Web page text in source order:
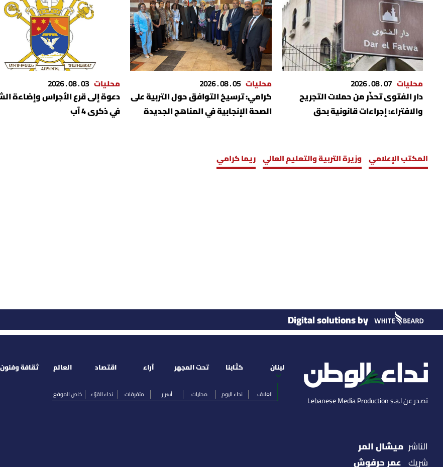
محليات 07 . 08 . 2026
دار الفتوى تحذّر من حملات التجريح
والافتراء: إجراءات قانونية بحق
محليات 05 . 08 . 2026
كرامي: ترسيخ التوافق حول التربية على
الصحة الإنجابية في المناهج الجديدة
محليات 03 . 08 . 2026
دعوة إلى قرع الأجراس وإضاءة
في ذكرى 4 آب
المكتب الإعلامي وزيرة التربية والتعليم العالي ريما كرامي
Digital solutions by
تصدر عن Lebanese Media Production s.a.l
لبنان
الغلاف نداء اليوم محليات أسرار متفرقات نداء القرّاء خاص الموقع
كتّابنا تحت المجهر آراء اقتصاد العالم ثقافة وفنون
الناشر ميشال المر
شريك عمر حرفوش